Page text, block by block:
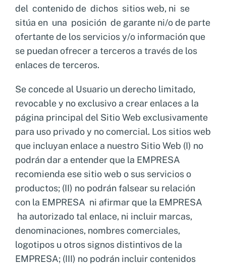
del contenido de dichos sitios web, ni se
sitúa en una posición de garante ni/o de parte
ofertante de los servicios y/o información que
se puedan ofrecer a terceros a través de los
enlaces de terceros.
Se concede al Usuario un derecho limitado,
revocable y no exclusivo a crear enlaces a la
página principal del Sitio Web exclusivamente
para uso privado y no comercial. Los sitios web
que incluyan enlace a nuestro Sitio Web (I) no
podrán dar a entender que la EMPRESA
recomienda ese sitio web o sus servicios o
productos; (II) no podrán falsear su relación
con la EMPRESA ni afirmar que la EMPRESA
ha autorizado tal enlace, ni incluir marcas,
denominaciones, nombres comerciales,
logotipos u otros signos distintivos de la
EMPRESA; (III) no podrán incluir contenidos